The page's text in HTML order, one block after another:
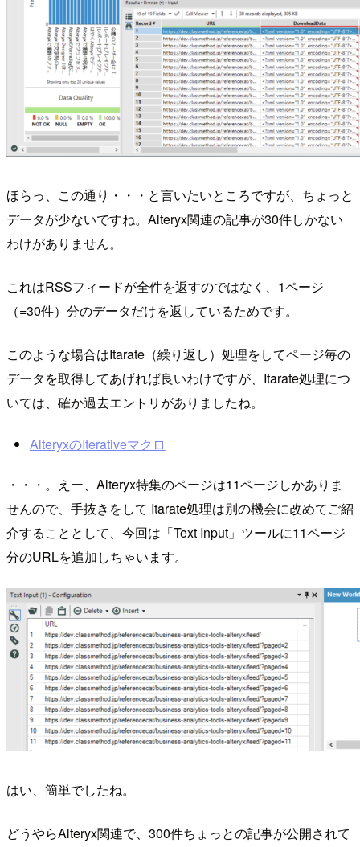
ほらっ、この通り・・・と言いたいところですが、ちょっと
データが少ないですね。Alteryx関連の記事が30件しかない
わけがありません。
これはRSSフィードが全件を返すのではなく、1ページ
（=30件）分のデータだけを返しているためです。
このような場合はItarate（繰り返し）処理をしてページ毎の
データを取得してあげれば良いわけですが、Itarate処理につ
いては、確か過去エントリがありましたね。
AlteryxのIterativeマクロ
・・・。えー、Alteryx特集のページは11ページしかありま
せんので、 手抜きをして Itarate処理は別の機会に改めてご紹
介することとして、今回は「Text Input」ツールに11ページ
分のURLを追加しちゃいます。
はい、簡単でしたね。
どうやらAlteryx関連で、300件ちょっとの記事が公開されて